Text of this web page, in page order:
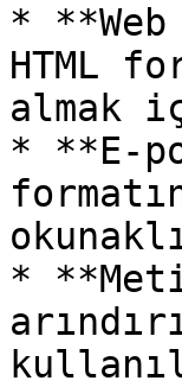
*
HTML
almak
* **E-
*